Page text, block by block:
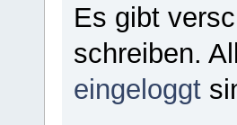
Es gibt
schreiben.
eingeloggt